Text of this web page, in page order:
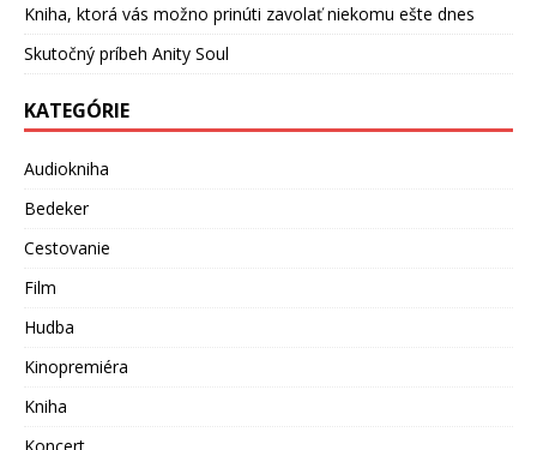
Kniha, ktorá vás možno prinúti zavolať niekomu ešte dnes
Skutočný príbeh Anity Soul
KATEGÓRIE
Audiokniha
Bedeker
Cestovanie
Film
Hudba
Kinopremiéra
Kniha
Koncert